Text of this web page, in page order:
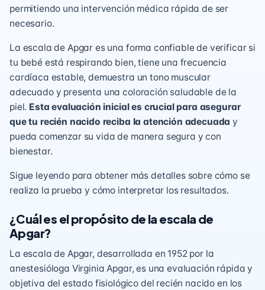
permitiendo una intervención médica rápida de ser
necesario.
La escala de Apgar es una forma confiable de verificar si
tu bebé está respirando bien, tiene una frecuencia
cardíaca estable, demuestra un tono muscular
adecuado y presenta una coloración saludable de la
piel. Esta evaluación inicial es crucial para asegurar
que tu recién nacido reciba la atención adecuada y
pueda comenzar su vida de manera segura y con
bienestar.
Sigue leyendo para obtener más detalles sobre cómo se
realiza la prueba y cómo interpretar los resultados.
¿Cuál es el propósito de la escala de
Apgar?
La escala de Apgar, desarrollada en 1952 por la
anestesióloga Virginia Apgar, es una evaluación rápida y
objetiva del estado fisiológico del recién nacido en los